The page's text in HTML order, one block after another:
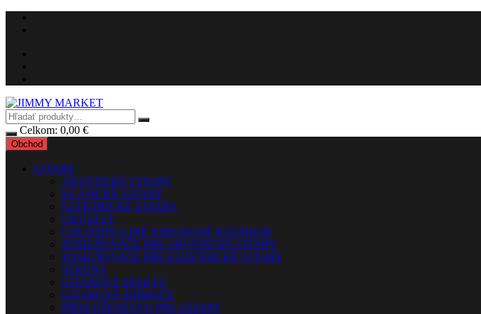
Preskočiť
Celkom: 0,00 €
Obchod
GITARY
AKUSTICKÉ GITARY
KLASICKÉ GITARY
ELEKTRICKÉ GITARY
UKULELE
COUNTRY A INÉ STRUNOVÉ NÁSTROJE
ZOSILŇOVAČE PRE AKUSTICKÉ GITARY
ZOSILŇOVAČE PRE ELEKTRICKÉ GITARY
STRUNY
GITAROVÉ EFEKTY
GITAROVÉ SNÍMAČE
PRÍSLUŠENSTVO PRE GITARY